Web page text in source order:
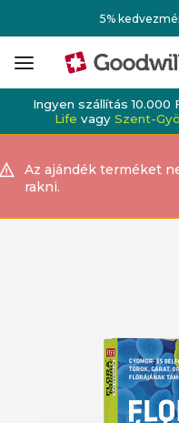
5%
Ingyen szállítás 10.000
Life vagy Szent-
Az ajándék terméket
rakni.